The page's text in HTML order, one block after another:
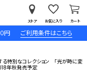
円 ご利用条件はこちら
ストア お気に入り カート
る特別なコレクション 「光が時に変
年秋発売予定